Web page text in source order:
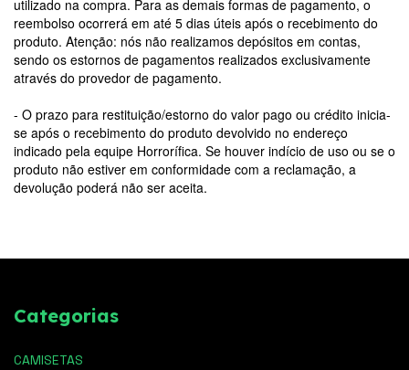
utilizado na compra. Para as demais formas de pagamento, o
reembolso ocorrerá em até 5 dias úteis após o recebimento do
produto. Atenção: nós não realizamos depósitos em contas,
sendo os estornos de pagamentos realizados exclusivamente
através do provedor de pagamento.
- O prazo para restituição/estorno do valor pago ou crédito inicia-
se após o recebimento do produto devolvido no endereço
indicado pela equipe Horrorífica. Se houver indício de uso ou se o
produto não estiver em conformidade com a reclamação, a
devolução poderá não ser aceita.
Categorias
CAMISETAS